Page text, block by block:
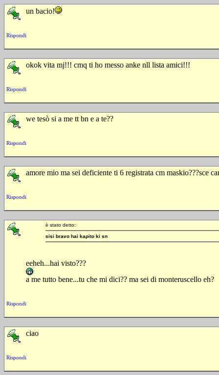
un bacio!
Rispondi
okok vita mj!!! cmq ti ho messo anke nll lista amici!!!
Rispondi
we tesò si a me tt bn e a te??
Rispondi
amore mio ma sei deficiente ti 6 registrata cm maskio???sce
Rispondi
è stato detto:
sisi bravo hai kapito ki sn
eeheh...hai visto???
a me tutto bene...tu che mi dici?? ma sei di monteruscello eh?
Rispondi
ciao
Rispondi